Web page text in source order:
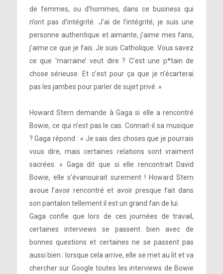
de femmes, ou d’hommes, dans ce business qui
n’ont pas d’intégrité. J’ai de l’intégrité, je suis une
personne authentique et aimante, j’aime mes fans,
j’aime ce que je fais. Je suis Catholique. Vous savez
ce que ‘marraine’ veut dire ? C’est une p*tain de
chose sérieuse. Et c’est pour ça que je n’écarterai
pas les jambes pour parler de sujet privé. »
Howard Stern demande à Gaga si elle a rencontré
Bowie, ce qui n’est pas le cas. Connait-il sa musique
? Gaga répond : « Je sais des choses que je pourrais
vous dire, mais certaines relations sont vraiment
sacrées. » Gaga dit que si elle rencontrait David
Bowie, elle s’évanouirait surement ! Howard Stern
avoue l’avoir rencontré et avoir presque fait dans
son pantalon tellement il est un grand fan de lui.
Gaga confie que lors de ces journées de travail,
certaines interviews se passent bien avec de
bonnes questions et certaines ne se passent pas
aussi bien : lorsque cela arrive, elle se met au lit et va
chercher sur Google toutes les interviews de Bowie